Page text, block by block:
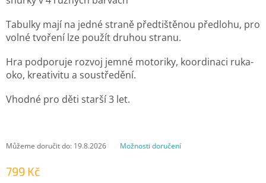
799 Kč
Můžeme doručit do: 19.8.2026 Možnosti doručení
Tabulky mají na jedné straně předtištěnou předlohu, pro
volné tvoření lze použít druhou stranu.
Hra podporuje rozvoj jemné motoriky, koordinaci ruka-
oko, kreativitu a soustředění.
Vhodné pro děti starší 3 let.